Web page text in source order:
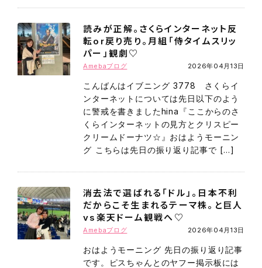
読みが正解。さくらインターネット反
転or戻り売り。月組「侍タイムスリッ
パー」観劇♡
Amebaブログ 2026年04月13日
こんばんはイブニング 3778 さくらイ
ンターネットについては先日以下のよう
に警戒を書きましたhina『ここからのさ
くらインターネットの見方とクリスピー
クリームドーナツ☆』おはようモーニン
グ こちらは先日の振り返り記事で […]
消去法で選ばれる「ドル」。日本不利
だからこそ生まれるテーマ株。と巨人
vs楽天ドーム観戦へ♡
Amebaブログ 2026年04月13日
おはようモーニング 先日の振り返り記事
です。ピスちゃんとのヤフー掲示板には